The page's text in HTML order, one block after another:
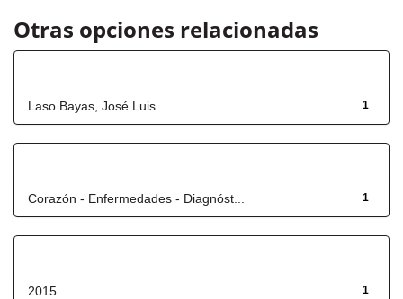
Otras opciones relacionadas
1
Laso Bayas, José Luis
1
Corazón - Enfermedades - Diagnóst...
1
2015